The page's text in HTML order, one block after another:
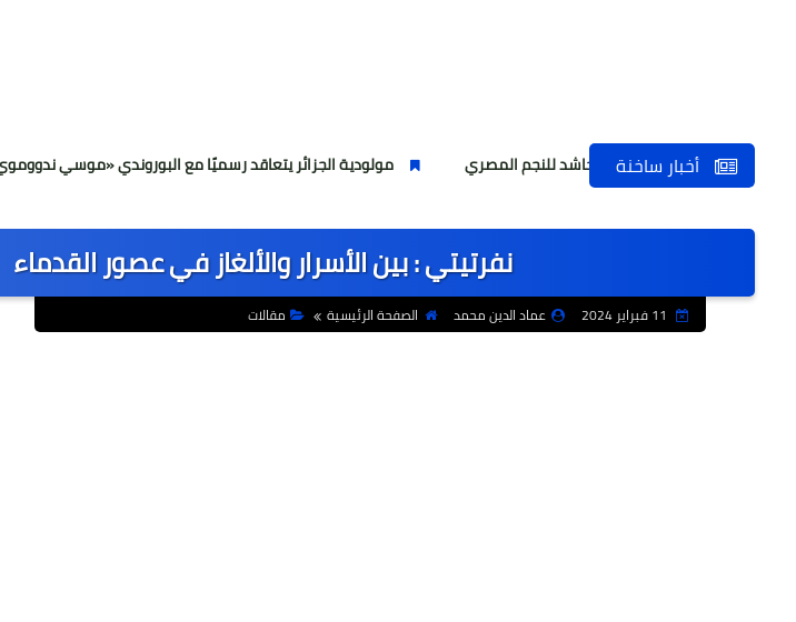
أخبار ساخنة
واستقبال حاشد للنجم المصري مولودية الجزائر يتعاقد رسميًا مع البوروندي «موسي ندووموي»
نفرتيتي : بين الأسرار والألغاز في عصور القدماء
عماد الدين محمد الصفحة الرئيسية مقالات